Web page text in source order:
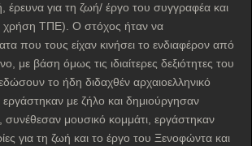
έρευνα για τη ζωή/ έργο του συγγραφέα και
χρήση ΤΠΕ). Ο στόχος ήταν να
που τους είχαν κινήσει το ενδιαφέρον από
με βάση όμως τις ιδιαίτερες δεξιότητες του
το ήδη διδαχθέν αρχαιοελληνικό
εργάστηκαν με ζήλο και δημιούργησαν
συνέθεσαν μουσικό κομμάτι, εργάστηκαν
για τη ζωή και το έργο του Ξενοφώντα και